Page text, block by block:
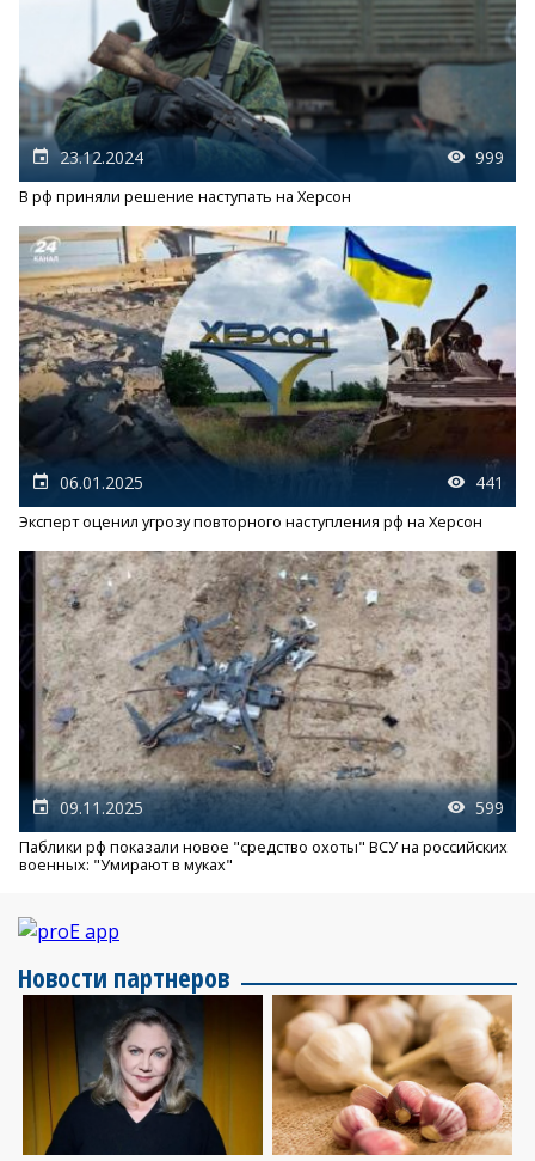
23.12.2024 999
В рф приняли решение наступать на Херсон
06.01.2025 441
Эксперт оценил угрозу повторного наступления рф на Херсон
09.11.2025 599
Паблики рф показали новое "средство охоты" ВСУ на российских
военных: "Умирают в муках"
Новости партнеров